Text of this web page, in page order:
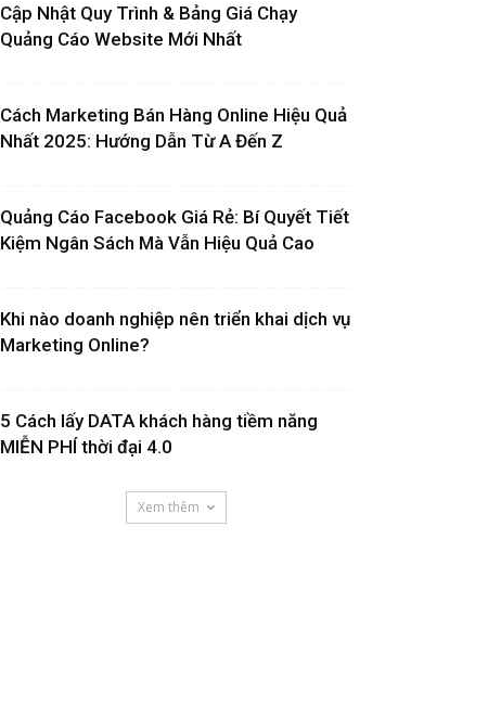
Cập Nhật Quy Trình & Bảng Giá Chạy
Quảng Cáo Website Mới Nhất
Cách Marketing Bán Hàng Online Hiệu Quả
Nhất 2025: Hướng Dẫn Từ A Đến Z
Quảng Cáo Facebook Giá Rẻ: Bí Quyết Tiết
Kiệm Ngân Sách Mà Vẫn Hiệu Quả Cao
Khi nào doanh nghiệp nên triển khai dịch vụ
Marketing Online?
5 Cách lấy DATA khách hàng tiềm năng
MIỄN PHÍ thời đại 4.0
Xem thêm